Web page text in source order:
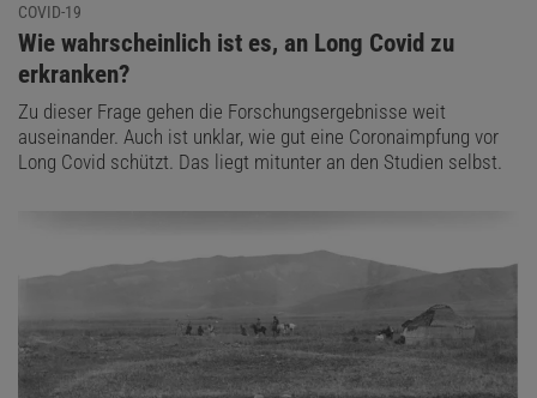
COVID-19
:
Wie wahrscheinlich ist es, an Long Covid zu
erkranken?
Zu dieser Frage gehen die Forschungsergebnisse weit
auseinander. Auch ist unklar, wie gut eine Coronaimpfung vor
Long Covid schützt. Das liegt mitunter an den Studien selbst.